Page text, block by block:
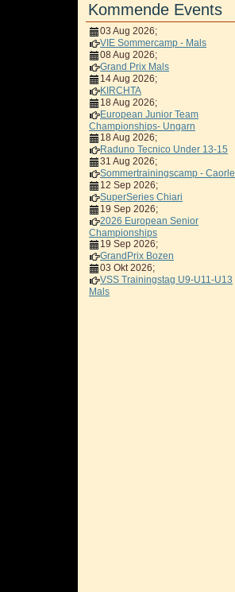
Kommende Events
03 Aug 2026;
VIE Sommercamp - Mals
08 Aug 2026;
Grand Prix Mals
14 Aug 2026;
KIRCHTA
18 Aug 2026;
European Junior Team
Championships- Ungarn
18 Aug 2026;
Raduno Tecnico Under 13-15
31 Aug 2026;
Sommertrainingscamp - Caorle
12 Sep 2026;
SuperSeries Chiari
19 Sep 2026;
2026 European Senior
Championships
19 Sep 2026;
GrandPrix Bozen
03 Okt 2026;
VSS Trainingstag U9-U11-U13
Mals